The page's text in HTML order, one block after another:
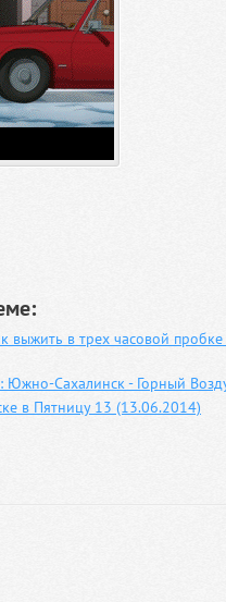
выжить в трех часовой
Южно-Сахалинск - Горный
в Пятницу 13 (13.06.2014)